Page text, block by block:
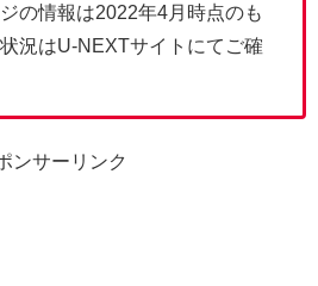
の情報は2022年4月時点のも
況はU-NEXTサイトにてご確
ンサーリンク